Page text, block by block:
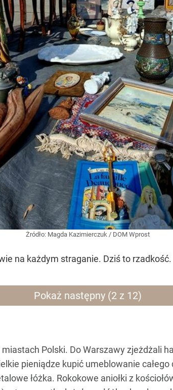
Żródło: Magda Kazimierczuk / DOM Wprost
na każdym straganie. Dziś to rzadkość.
Pokaż następny (2 z 12)
Polski. Do Warszawy zjeżdżali
pieniądze kupić umeblowanie
łóżka. Rokokowe aniołki z